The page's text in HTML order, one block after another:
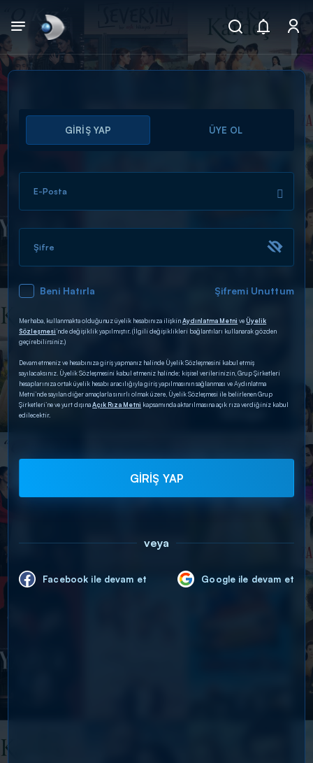
Arama
ARAMA SONUÇLARI
DİĞER SONUÇLAR
GİRİŞ YAP ÜYE OL
E-Posta
Şifre
Beni Hatırla Şifremi Unuttum
Merhaba, kullanmakta olduğunuz üyelik hesabınıza ilişkinAydınlatma Metni veÜyelik
Sözleşmesi’nde değişiklik yapılmıştır. (İlgili değişiklikleri bağlantıları kullanarak gözden
geçirebilirsiniz.)
Devam etmeniz ve hesabınıza giriş yapmanız halinde Üyelik Sözleşmesini kabul etmiş
sayılacaksınız. Üyelik Sözleşmesini kabul etmeniz halinde; kişisel verilerinizin, Grup Şirketleri
hesaplarınıza ortak üyelik hesabı aracılığıyla giriş yapılmasının sağlanması ve Aydınlatma
Metni’nde sayılan diğer amaçlarla sınırlı olmak üzere, Üyelik Sözleşmesi ile belirlenen Grup
Şirketleri’ne ve yurt dışınaAçık Rıza Metni kapsamında aktarılmasına açık rıza verdiğiniz kabul
edilecektir.
GİRİŞ YAP
veya
Facebook ile devam et Google ile devam et